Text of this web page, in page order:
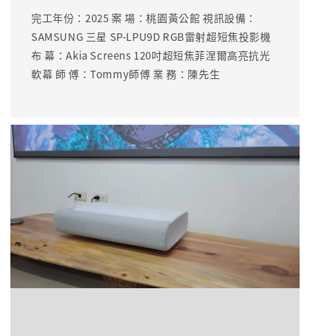
完工年份：2025 案 場：桃園黃公館 視訊設備：
SAMSUNG 三星 SP-LPU9D RGB雷射超短焦投影機
布 幕：Akia Screens 120吋超短焦菲涅爾高亮抗光
軟幕 師 傅：Tommy師傅 業 務：陳先生